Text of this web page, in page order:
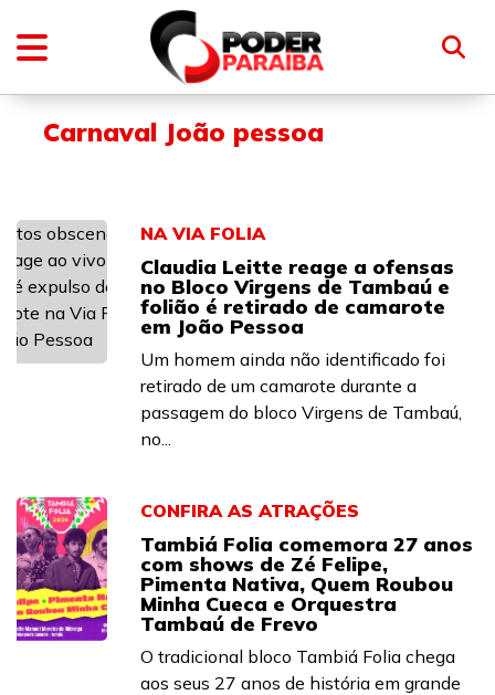
Carnaval João pessoa
NA VIA FOLIA
Claudia Leitte reage a ofensas
no Bloco Virgens de Tambaú e
folião é retirado de camarote
em João Pessoa
Um homem ainda não identificado foi
retirado de um camarote durante a
passagem do bloco Virgens de Tambaú,
no...
CONFIRA AS ATRAÇÕES
Tambiá Folia comemora 27 anos
com shows de Zé Felipe,
Pimenta Nativa, Quem Roubou
Minha Cueca e Orquestra
Tambaú de Frevo
O tradicional bloco Tambiá Folia chega
aos seus 27 anos de história em grande